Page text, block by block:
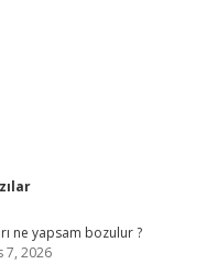
ne yapsam bozulur ?
7, 2026